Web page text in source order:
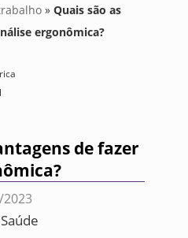
» Quais são as
ergonômica?
de fazer